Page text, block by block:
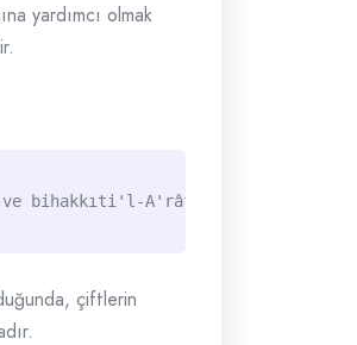
yardımcı olmak
bihakkıti'l-A'râf ve
çiftlerin